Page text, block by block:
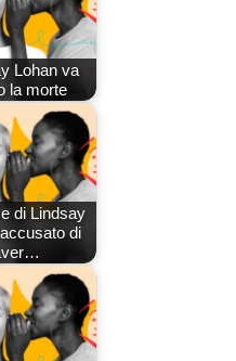
Lohan va
la morte
di Lindsay
di